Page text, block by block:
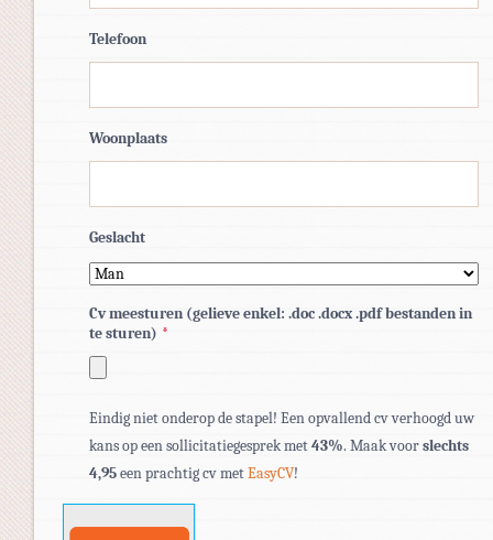
Telefoon
Woonplaats
Geslacht
Cv meesturen (gelieve enkel: .doc .docx .pdf bestanden in
te sturen) *
bestandstypen:
pdf,
doc,
docx.
Eindig niet onderop de stapel! Een opvallend cv verhoogd uw
kans op een sollicitatiegesprek met43%. Maak voorslechts
4,95een prachtig cv metEasyCV!